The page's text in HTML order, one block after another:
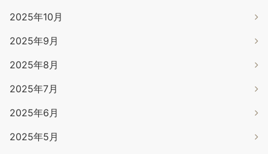
2025年10月
2025年9月
2025年8月
2025年7月
2025年6月
2025年5月